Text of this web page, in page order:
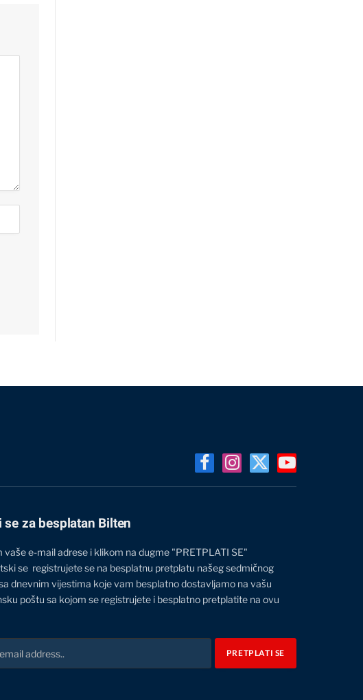
FacebookInstagram
X
(Twitter)
YouTube
se za besplatan Bilten
vaše e-mail adrese i klikom na dugme "PRETPLATI SE"
se registrujete se na besplatnu pretplatu našeg sedmičnog
dnevnim vijestima koje vam besplatno dostavljamo na vašu
poštu sa kojom se registrujete i besplatno pretplatite na ovu